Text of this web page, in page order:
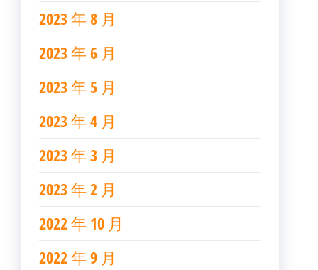
2023 年 8 月
2023 年 6 月
2023 年 5 月
2023 年 4 月
2023 年 3 月
2023 年 2 月
2022 年 10 月
2022 年 9 月